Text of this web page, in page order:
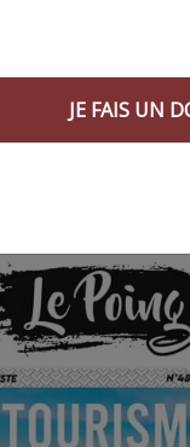
JE FAIS UN